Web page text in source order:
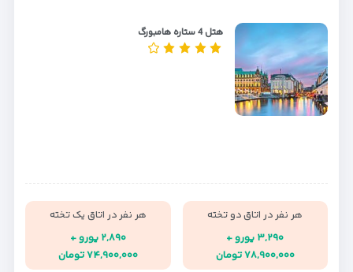
هتل 4 ستاره هامبورگ
هر نفر در اتاق دو تخته
۳,۲۹۰ یورو +
۷۸,۹۰۰,۰۰۰ تومان
هر نفر در اتاق یک تخته
۲,۸۹۰ یورو +
۷۴,۹۰۰,۰۰۰ تومان